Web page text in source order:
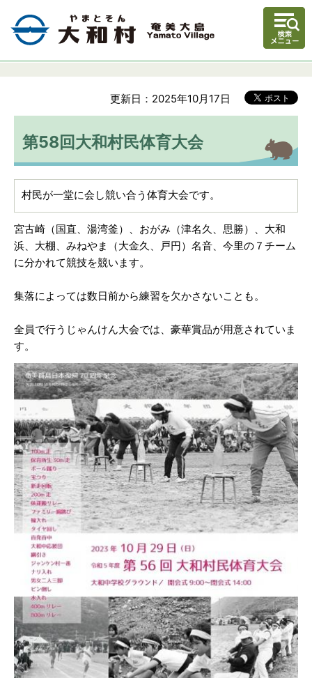
更新日：2025年10月17日
第58回大和村民体育大会
村民が一堂に会し競い合う体育大会です。
宮古崎（国直、湯湾釜）、おがみ（津名久、思勝）、大和
浜、大棚、みねやま（大金久、戸円）名音、今里の７チーム
に分かれて競技を競います。
集落によっては数日前から練習を欠かさないことも。
全員で行うじゃんけん大会では、豪華賞品が用意されていま
す。